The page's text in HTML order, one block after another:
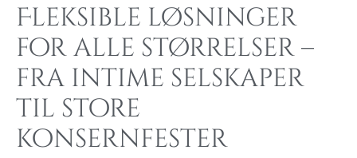
Fleksible løsninger
for alle størrelser –
fra intime selskaper
til store
konsernfester